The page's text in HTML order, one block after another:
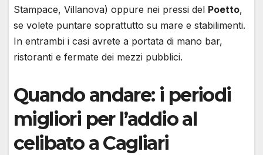
Stampace, Villanova) oppure nei pressi del Poetto,
se volete puntare soprattutto su mare e stabilimenti.
In entrambi i casi avrete a portata di mano bar,
ristoranti e fermate dei mezzi pubblici.
Quando andare: i periodi
migliori per l’addio al
celibato a Cagliari